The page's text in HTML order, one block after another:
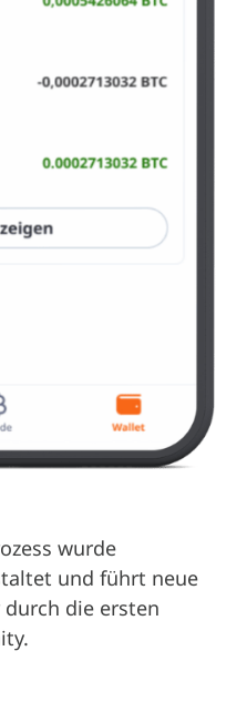
wurde
und führt neue
die ersten